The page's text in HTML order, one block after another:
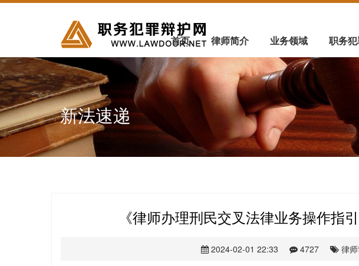
首页 律师简介 业务领域 职务
新法速递
《律师办理刑民交叉法律业务操作指
2024-02-01 22:33 4727 律